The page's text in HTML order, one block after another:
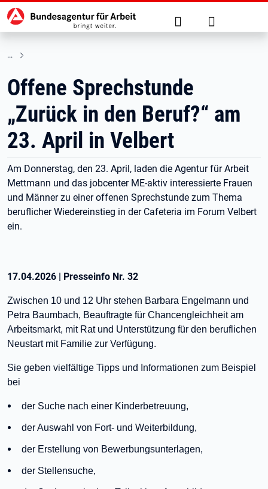
zu den Hauptinhalten springen
Hauptnavigation Suche Anmelden
Offene Sprechstunde
„Zurück in den Beruf?“ am
23. April in Velbert
Am Donnerstag, den 23. April, laden die Agentur für Arbeit
Mettmann und das jobcenter ME-aktiv interessierte Frauen
und Männer zu einer offenen Sprechstunde zum Thema
beruflicher Wiedereinstieg in der Cafeteria im Forum Velbert
ein.
17.04.2026 | Presseinfo Nr. 32
Zwischen 10 und 12 Uhr stehen Barbara Engelmann und
Petra Baumbach, Beauftragte für Chancengleichheit am
Arbeitsmarkt, mit Rat und Unterstützung für den beruflichen
Neustart mit Familie zur Verfügung.
Sie geben vielfältige Tipps und Informationen zum Beispiel
bei
der Suche nach einer Kinderbetreuung,
der Auswahl von Fort- und Weiterbildung,
der Erstellung von Bewerbungsunterlagen,
der Stellensuche,